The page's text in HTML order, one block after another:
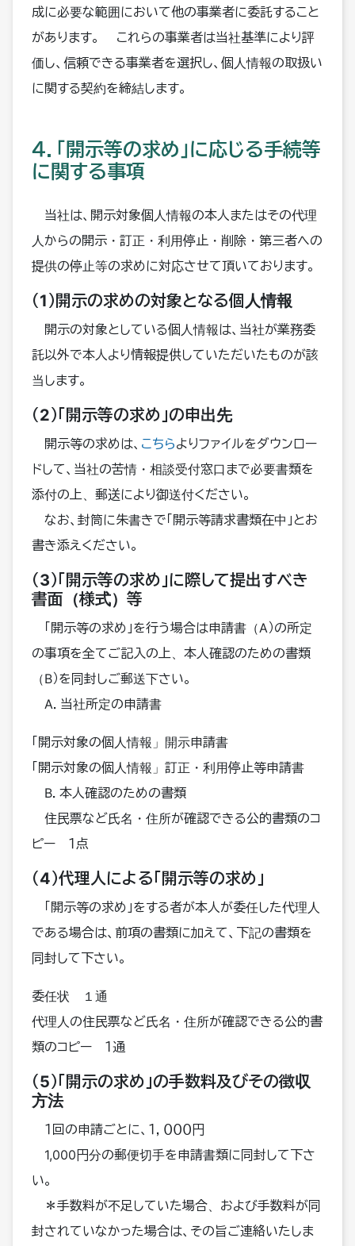
成に必要な範囲において他の事業者に委託すること
があります。 これらの事業者は当社基準により評
価し、信頼できる事業者を選択し、個人情報の取扱い
に関する契約を締結します。
４．「開示等の求め」に応じる手続等
に関する事項
当社は、開示対象個人情報の本人またはその代理
人からの開示・訂正・利用停止・削除・第三者への
提供の停止等の求めに対応させて頂いております。
（1）開示の求めの対象となる個人情報
開示の対象としている個人情報は、当社が業務委
託以外で本人より情報提供していただいたものが該
当します。
（2）「開示等の求め」の申出先
開示等の求めは、 こちらよりファイルをダウンロー
ドして、当社の苦情・相談受付窓口まで必要書類を
添付の上、郵送により御送付ください。
なお、封筒に朱書きで「開示等請求書類在中」とお
書き添えください。
（3）「開示等の求め」に際して提出すべき
書面（様式）等
「開示等の求め」を行う場合は申請書（A）の所定
の事項を全てご記入の上、本人確認のための書類
（B）を同封しご郵送下さい。
A．当社所定の申請書
「開示対象の個人情報」開示申請書
「開示対象の個人情報」訂正・利用停止等申請書
B．本人確認のための書類
住民票など氏名・住所が確認できる公的書類のコ
ピー １点
（4）代理人による「開示等の求め」
「開示等の求め」をする者が本人が委任した代理人
である場合は、前項の書類に加えて、下記の書類を
同封して下さい。
委任状 １通
代理人の住民票など氏名・住所が確認できる公的書
類のコピー １通
（5）「開示の求め」の手数料及びその徴収
方法
１回の申請ごとに、１，０００円
1,000円分の郵便切手を申請書類に同封して下さ
い。
＊手数料が不足していた場合、および手数料が同
封されていなかった場合は、その旨ご連絡いたしま